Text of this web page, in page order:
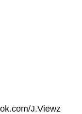
J.Viewz